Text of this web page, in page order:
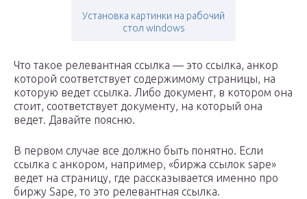
Установка картинки на рабочий
стол windows
Что такое релевантная ссылка — это ссылка, анкор
которой соответствует содержимому страницы, на
которую ведет ссылка. Либо документ, в котором она
стоит, соответствует документу, на который она
ведет. Давайте поясню.
В первом случае все должно быть понятно. Если
ссылка с анкором, например, «биржа ссылок sape»
ведет на страницу, где рассказывается именно про
биржу Sape, то это релевантная ссылка.